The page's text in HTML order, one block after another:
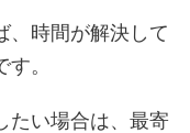
、時間が解決して
。
たい場合は、最寄